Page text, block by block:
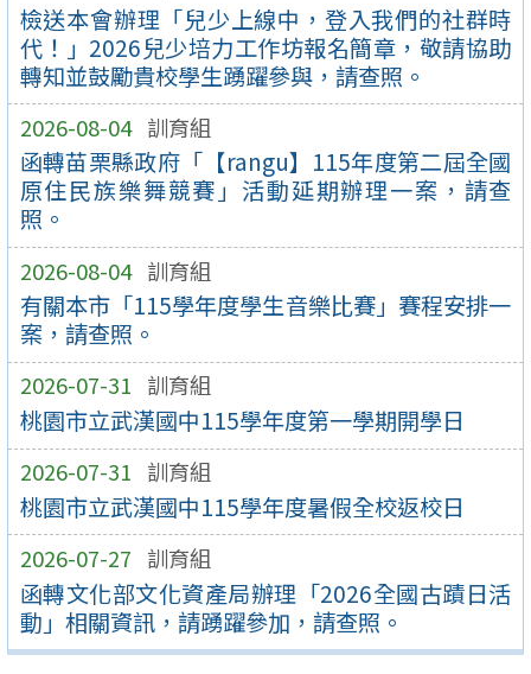
檢送本會辦理「兒少上線中，登入我們的社群時
代！」2026兒少培力工作坊報名簡章，敬請協助
轉知並鼓勵貴校學生踴躍參與，請查照。
2026-08-04 訓育組
函轉苗栗縣政府「【rangu】115年度第二屆全國
原住民族樂舞競賽」活動延期辦理一案，請查
照。
2026-08-04 訓育組
有關本市「115學年度學生音樂比賽」賽程安排一
案，請查照。
2026-07-31 訓育組
桃園市立武漢國中115學年度第一學期開學日
2026-07-31 訓育組
桃園市立武漢國中115學年度暑假全校返校日
2026-07-27 訓育組
函轉文化部文化資產局辦理「2026全國古蹟日活
動」相關資訊，請踴躍參加，請查照。